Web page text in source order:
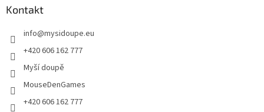
Kontakt
info@mysidoupe.eu
+420 606 162 777
Myší doupě
MouseDenGames
+420 606 162 777